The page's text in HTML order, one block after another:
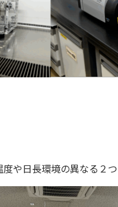
や日長環境の異なる２